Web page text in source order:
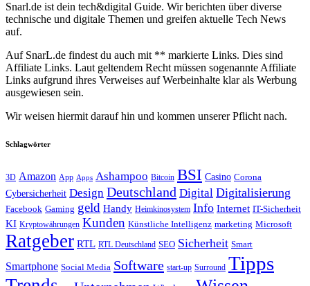
Snarl.de ist dein tech&digital Guide. Wir berichten über diverse
technische und digitale Themen und greifen aktuelle Tech News
auf.
Auf SnarL.de findest du auch mit ** markierte Links. Dies sind
Affiliate Links. Laut geltendem Recht müssen sogenannte Affiliate
Links aufgrund ihres Verweises auf Werbeinhalte klar als Werbung
ausgewiesen sein.
Wir weisen hiermit darauf hin und kommen unserer Pflicht nach.
Schlagwörter
3D Amazon App Apps Ashampoo Bitcoin BSI Casino Corona
Cybersicherheit Design Deutschland Digital Digitalisierung
Facebook Gaming geld Handy Heimkinosystem Info Internet IT-Sicherheit
KI Kryptowährungen Kunden Künstliche Intelligenz marketing Microsoft
Ratgeber RTL RTL Deutschland SEO Sicherheit Smart
Smartphone Social Media Software start-up Surround Tipps